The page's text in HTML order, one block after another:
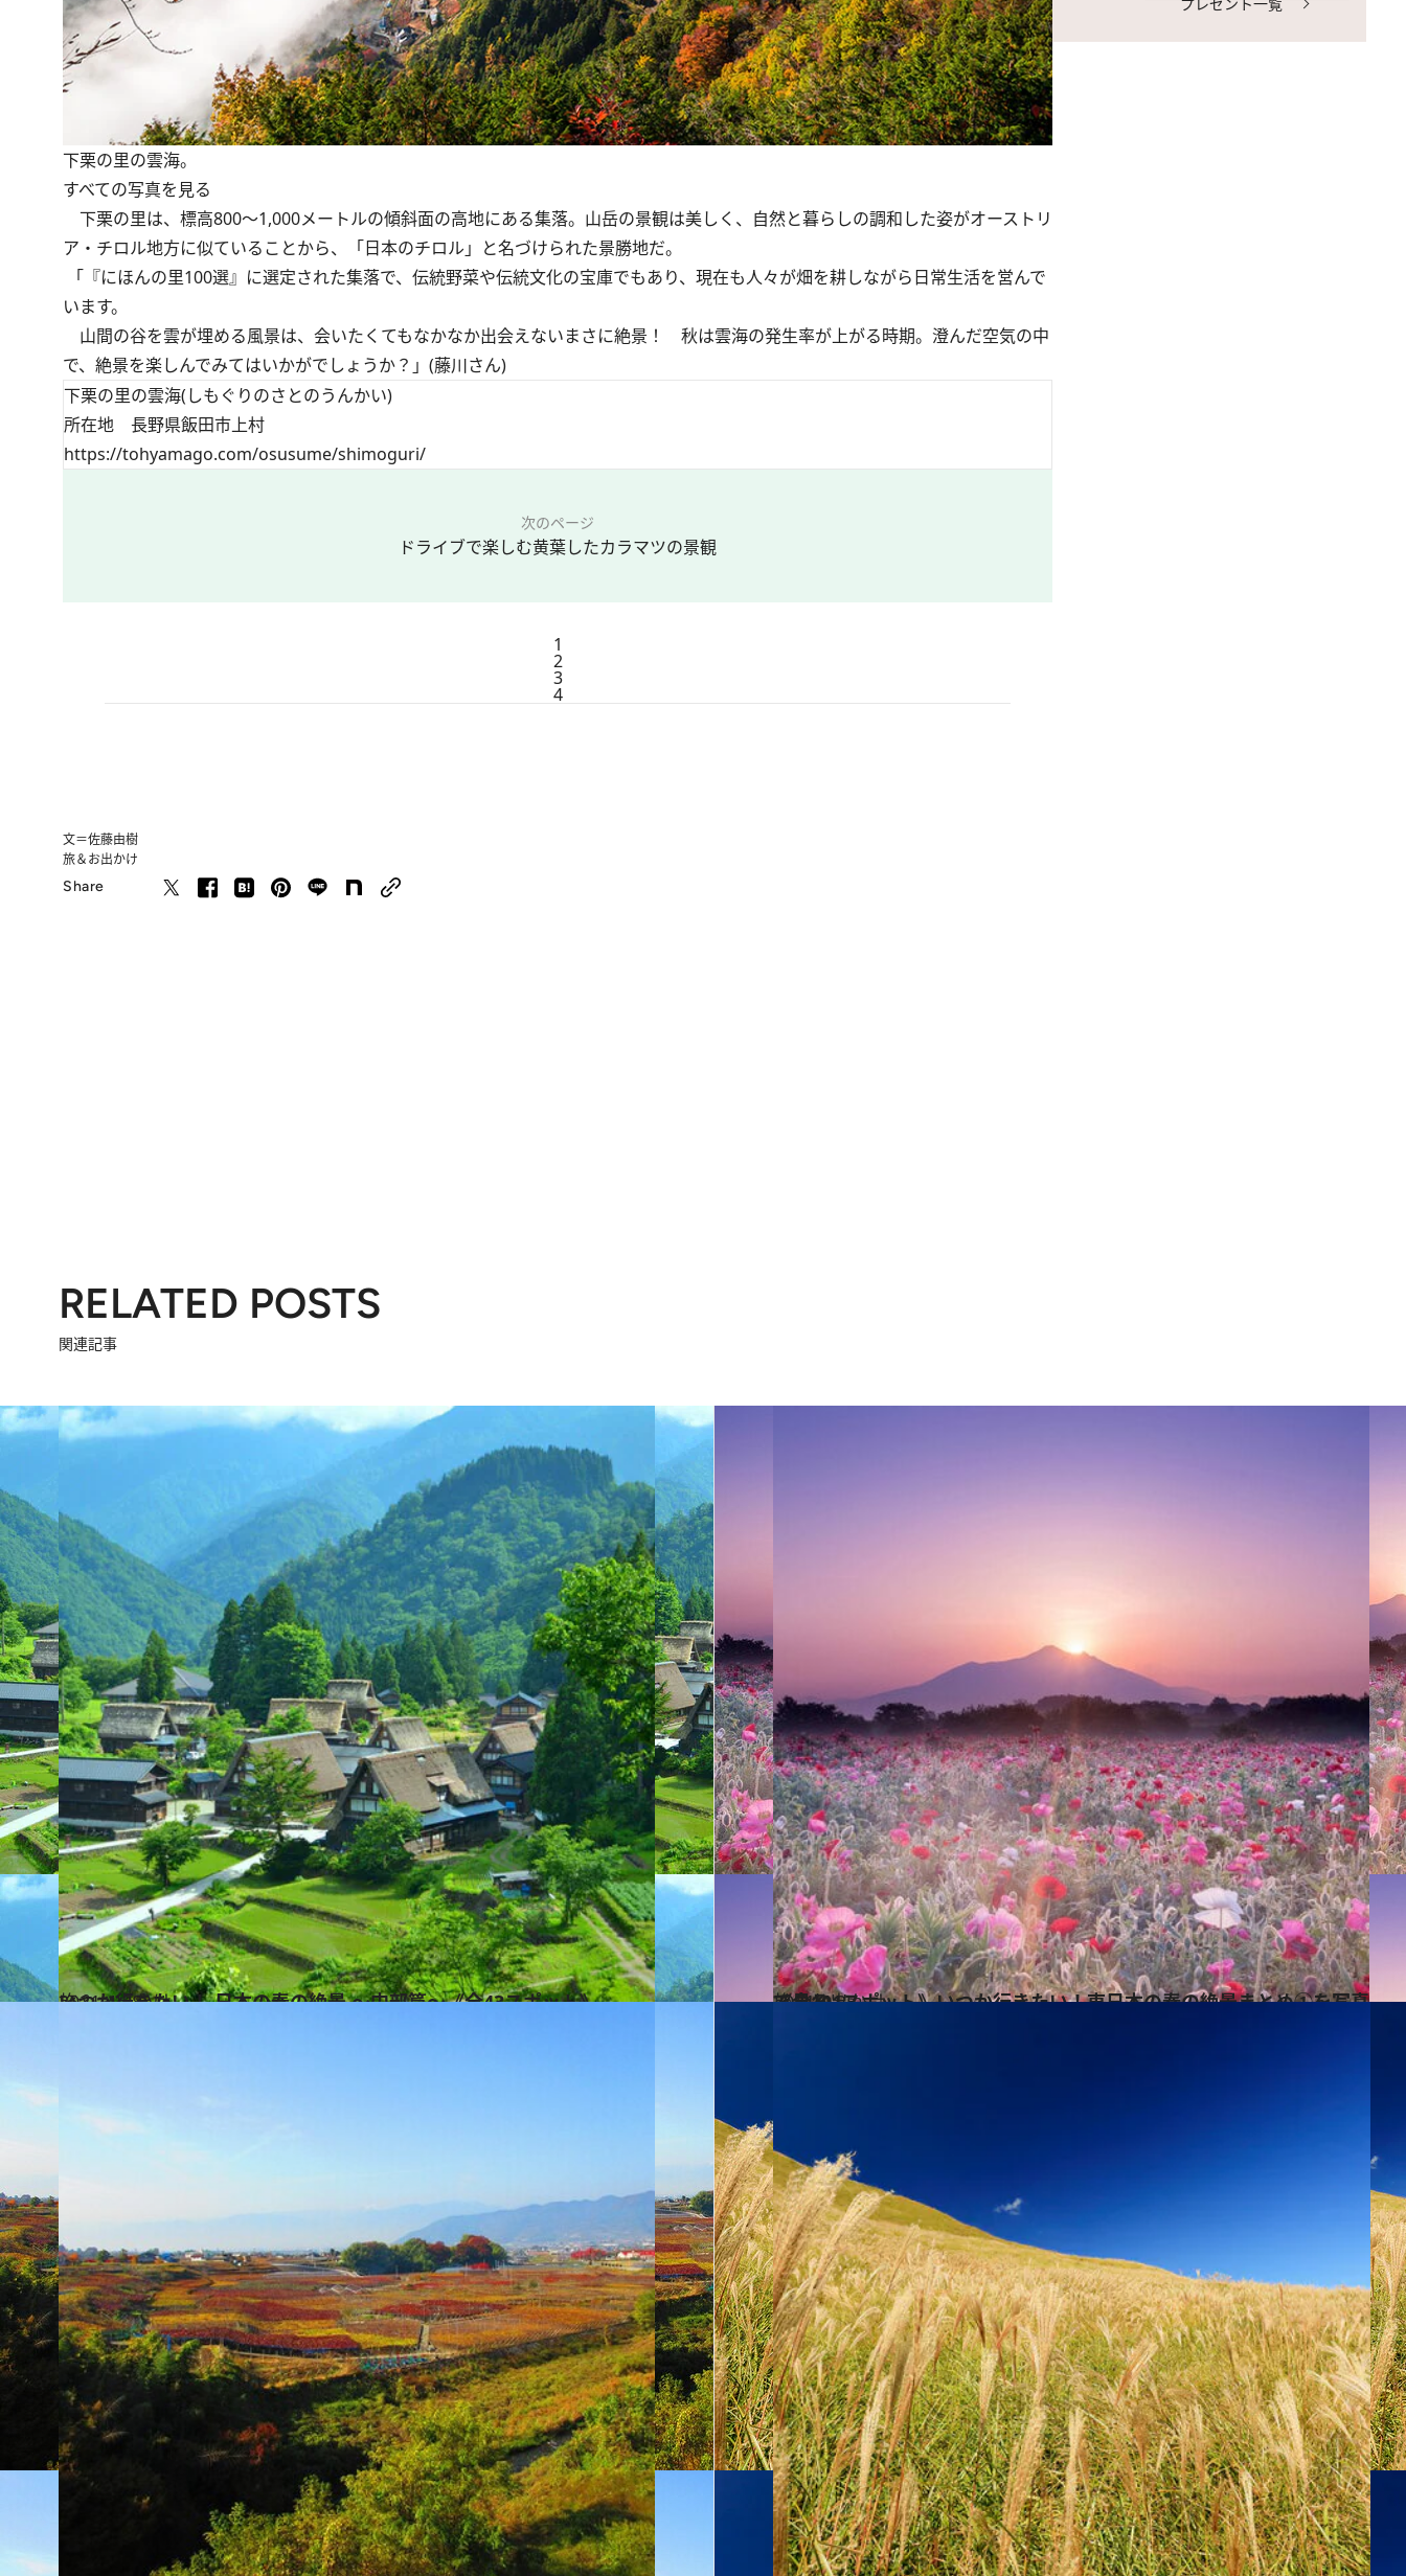
下栗の里の雲海。
すべての写真を見る
下栗の里は、標高800～1,000メートルの傾斜面の高地にある集落。山岳の景観は美しく、自然と暮らしの調和した姿がオーストリ
ア・チロル地方に似ていることから、「日本のチロル」と名づけられた景勝地だ。
「『にほんの里100選』に選定された集落で、伝統野菜や伝統文化の宝庫でもあり、現在も人々が畑を耕しながら日常生活を営んで
います。
山間の谷を雲が埋める風景は、会いたくてもなかなか出会えないまさに絶景！ 秋は雲海の発生率が上がる時期。澄んだ空気の中
で、絶景を楽しんでみてはいかがでしょうか？」(藤川さん)
下栗の里の雲海(しもぐりのさとのうんかい)
所在地 長野県飯田市上村
https://tohyamago.com/osusume/shimoguri/
次のページ
ドライブで楽しむ黄葉したカラマツの景観
1
2
3
4
文＝佐藤由樹
旅＆お出かけ
Share
RELATED POSTS
関連記事
2021.4.28
いつか行きたい！ 日本の春の絶景 ～中部篇～《全43スポット》
旅＆お出かけ 2021.4.25
《全101スポット》いつか行きたい！東日本の春の絶景まとめ①を写真で見る
旅＆お出かけ